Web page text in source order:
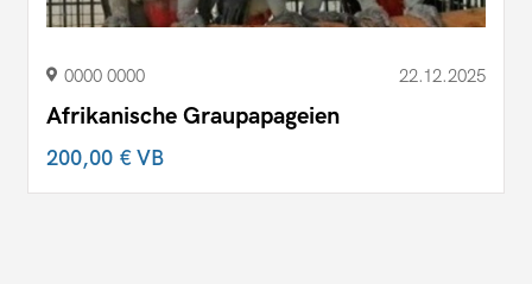
0000 0000 22.12.2025
Afrikanische Graupapageien
200,00 €VB